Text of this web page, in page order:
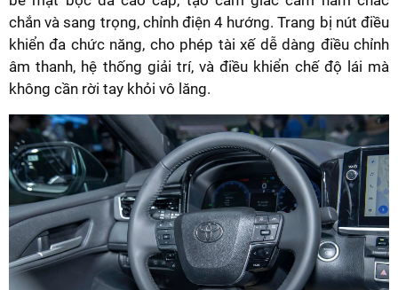
chắn và sang trọng, chỉnh điện 4 hướng. Trang bị nút điều
khiển đa chức năng, cho phép tài xế dễ dàng điều chỉnh
âm thanh, hệ thống giải trí, và điều khiển chế độ lái mà
không cần rời tay khỏi vô lăng.